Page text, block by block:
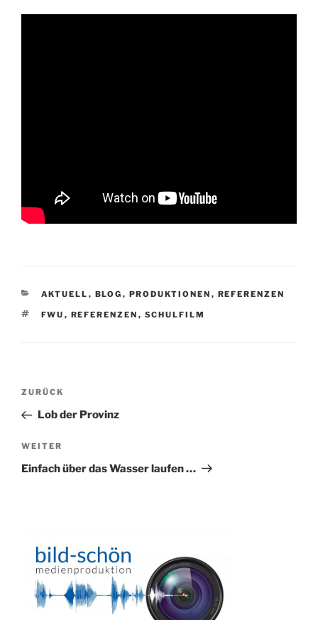
KATEGORIEN
AKTUELL , BLOG , PRODUKTIONEN , REFERENZEN
SCHLAGWÖRTER
FWU , REFERENZEN , SCHULFILM
Beitragsnavigation
Vorheriger
Beitrag
ZURÜCK
Lob der Provinz
Nächster
Beitrag
WEITER
Einfach über das Wasser laufen …